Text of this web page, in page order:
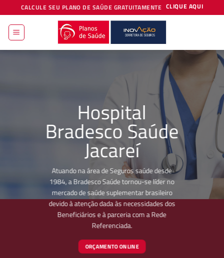
to
content
CALCULE SEU PLANO DE SAÚDE GRATUITAMENTE CLIQUE AQUI
Hospital
Bradesco Saúde
Jacareí
Atuando na área de Seguros saúde desde
1984, a Bradesco Saúde tornou-se líder no
mercado de saúde suplementar brasileiro
devido à atenção dada às necessidades dos
Beneficiários e à parceria com a Rede
Referenciada.
ORÇAMENTO ONLINE